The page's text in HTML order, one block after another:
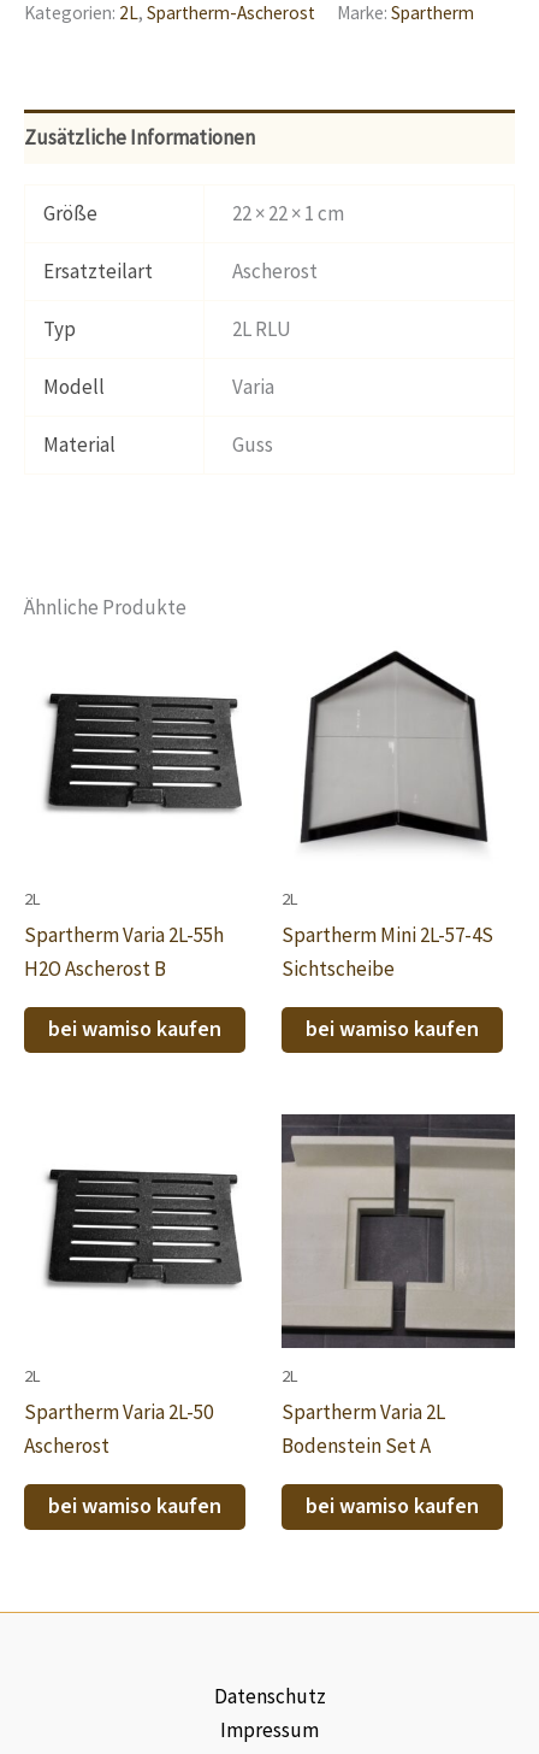
Kategorien: 2L, Spartherm-Ascherost Marke: Spartherm
Zusätzliche Informationen
Größe 22 × 22 × 1 cm
Ersatzteilart Ascherost
Typ 2L RLU
Modell Varia
Material Guss
Ähnliche Produkte
2L
Spartherm Varia 2L-55h
H2O Ascherost B
bei wamiso kaufen
2L
Spartherm Mini 2L-57-4S
Sichtscheibe
bei wamiso kaufen
2L
Spartherm Varia 2L-50
Ascherost
bei wamiso kaufen
2L
Spartherm Varia 2L
Bodenstein Set A
bei wamiso kaufen
Datenschutz
Impressum